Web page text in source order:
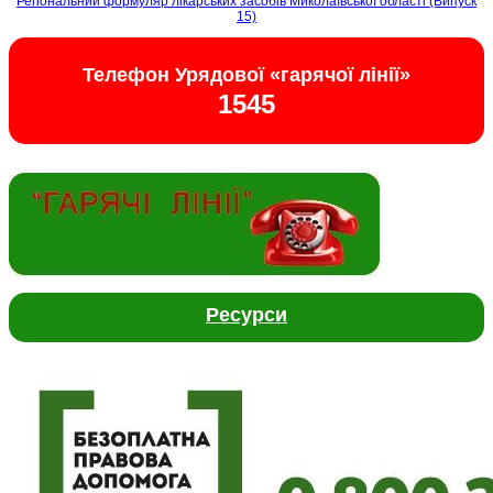
15)
Телефон Урядової «гарячої лінії»
1545
Ресурси